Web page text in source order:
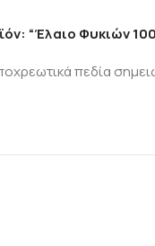
“Έλαιο Φυκιών
πεδία